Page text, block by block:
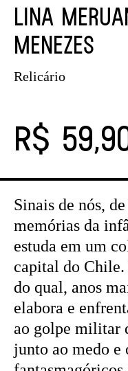
Lina
Menezes
Relicário
R$
Sinais de nós,
memórias da
estuda em um
capital do Chile.
do qual, anos
elabora e
ao golpe militar
junto ao medo e